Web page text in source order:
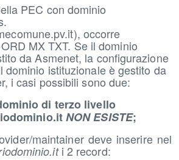
PEC con dominio
occorre
MX TXT. Se il dominio
da Asmenet, la configurazione
dominio istituzionale è gestito da
i casi possibili sono due:
di terzo livello
NON ESISTE;
maintainer deve inserire nel
i 2 record: